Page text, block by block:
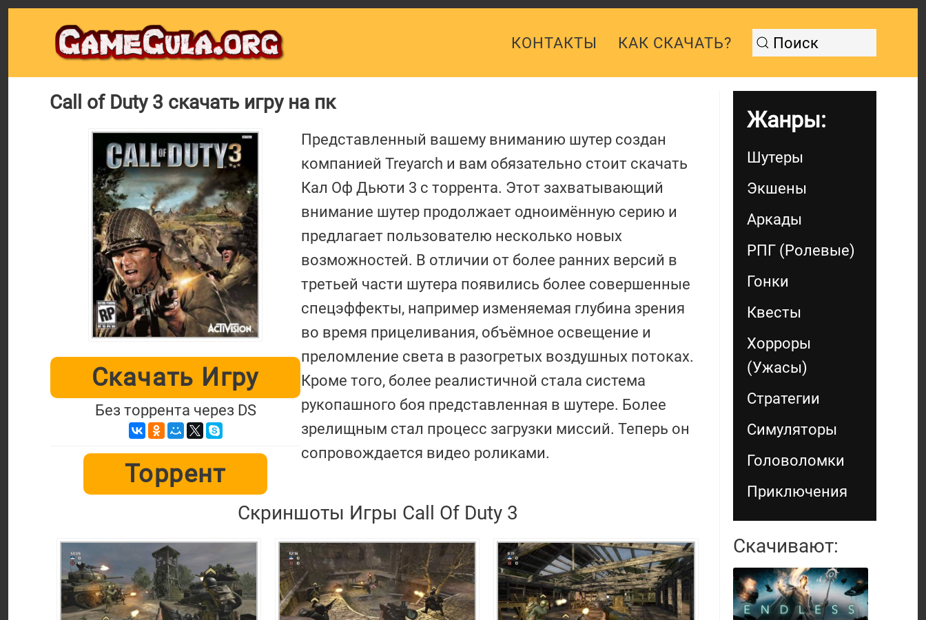
КОНТАКТЫ КАК СКАЧАТЬ?
Call of Duty 3 скачать игру на пк
Скачать Игру
Без торрента через DS
Торрент
Представленный вашему вниманию шутер создан
компанией Treyarch и вам обязательно стоит скачать
Кал Оф Дьюти 3 с торрента. Этот захватывающий
внимание шутер продолжает одноимённую серию и
предлагает пользователю несколько новых
возможностей. В отличии от более ранних версий в
третьей части шутера появились более совершенные
спецэффекты, например изменяемая глубина зрения
во время прицеливания, объёмное освещение и
преломление света в разогретых воздушных потоках.
Кроме того, более реалистичной стала система
рукопашного боя представленная в шутере. Более
зрелищным стал процесс загрузки миссий. Теперь он
сопровождается видео роликами.
Скриншоты Игры Call Of Duty 3
Жанры:
Шутеры
Экшены
Аркады
РПГ (Ролевые)
Гонки
Квесты
Хорроры
(Ужасы)
Стратегии
Симуляторы
Головоломки
Приключения
Скачивают: